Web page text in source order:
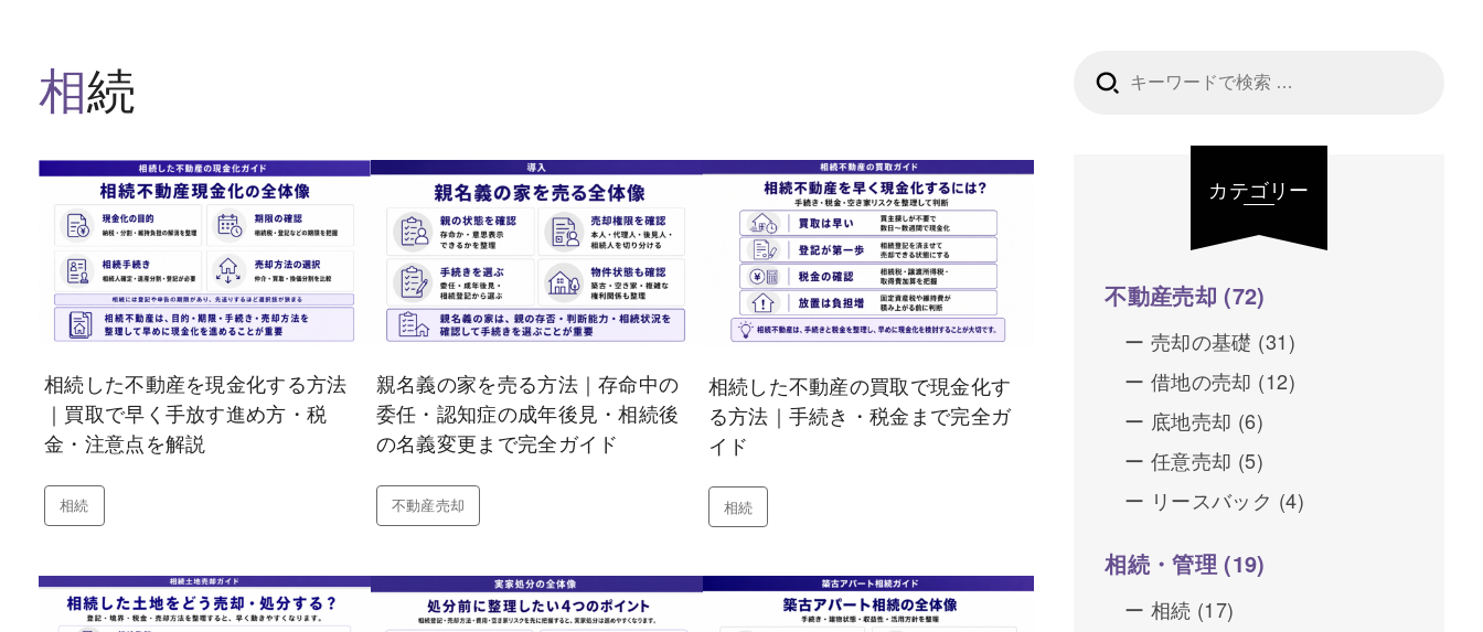
相続
相続した不動産を現金化する方法
｜買取で早く手放す進め方・税
金・注意点を解説
相続
親名義の家を売る方法｜存命中の
委任・認知症の成年後見・相続後
の名義変更まで完全ガイド
不動産売却
相続した不動産の買取で現金化す
る方法｜手続き・税金まで完全ガ
イド
相続
索:
カテゴリー
不動産売却(72)
売却の基礎 (31)
借地の売却 (12)
底地売却 (6)
任意売却 (5)
リースバック (4)
相続・管理(19)
相続 (17)